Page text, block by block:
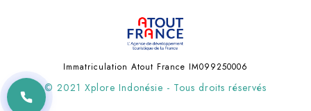
Immatriculation Atout France IM099250006
© 2021 Xplore Indonésie - Tous droits réservés